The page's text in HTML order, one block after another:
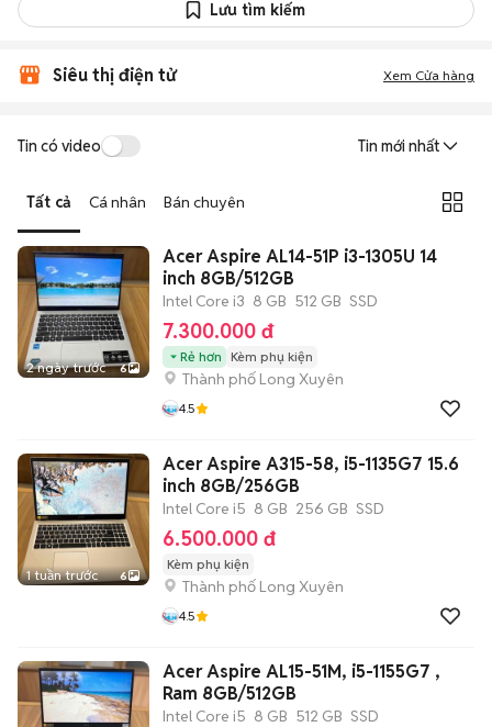
phù hợp với nhu cầu và ngân sách.Lưu tìm kiếm
Siêu thị điện tử Xem Cửa hàng
Tin có video Tin mới nhất
Tất cả Cá nhân Bán chuyên
2 ngày trước 6
Acer Aspire AL14-51P i3-1305U 14
inch 8GB/512GB
Intel Core i3 8 GB 512 GB SSD
7.300.000 đ
Rẻ hơn Kèm phụ kiện
Thành phố Long Xuyên
4.5
1 tuần trước 6
Acer Aspire A315-58, i5-1135G7 15.6
inch 8GB/256GB
Intel Core i5 8 GB 256 GB SSD
6.500.000 đ
Kèm phụ kiện
Thành phố Long Xuyên
4.5
Acer Aspire AL15-51M, i5-1155G7 ,
Ram 8GB/512GB
Intel Core i5 8 GB 512 GB SSD